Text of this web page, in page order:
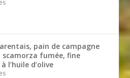
pain de campagne
scamorza fumée, fine
l’huile d’olive